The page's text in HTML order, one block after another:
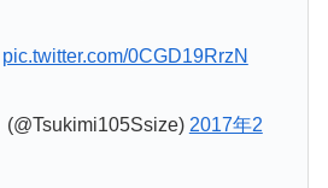
pic.twitter.com/0CGD19RrzN
2017年2